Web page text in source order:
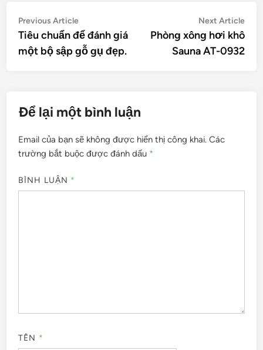
Điều
hướng
bài
Previous ArticlePrevious
article:
Tiêu chuẩn để đánh giá
một bộ sập gỗ gụ đẹp.
Next Article
Phòng xông hơi khô
Sauna AT-0932
Để lại một bình luận
Email của bạn sẽ không được hiển thị công khai. Các
trường bắt buộc được đánh dấu *
BÌNH LUẬN *
TÊN *